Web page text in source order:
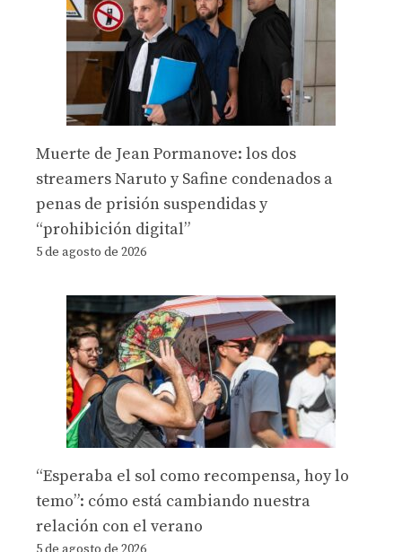
Muerte de Jean Pormanove: los dos
streamers Naruto y Safine condenados a
penas de prisión suspendidas y
“prohibición digital”
5 de agosto de 2026
“Esperaba el sol como recompensa, hoy lo
temo”: cómo está cambiando nuestra
relación con el verano